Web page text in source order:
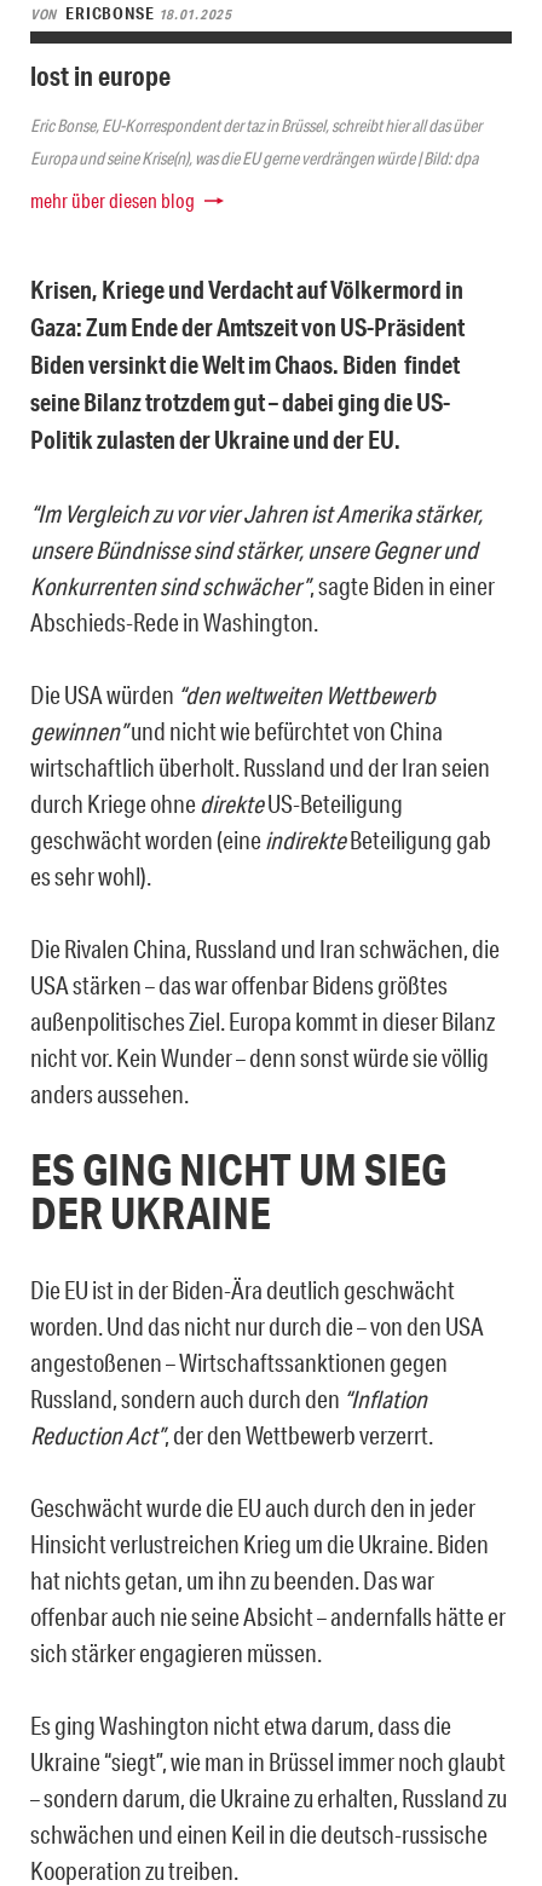
VON ERICBONSE 18.01.2025
lost in europe
Eric Bonse, EU-Korrespondent der taz in Brüssel, schreibt hier all das über
Europa und seine Krise(n), was die EU gerne verdrängen würde | Bild: dpa
mehr über diesen blog
Krisen, Kriege und Verdacht auf Völkermord in
Gaza: Zum Ende der Amtszeit von US-Präsident
Biden versinkt die Welt im Chaos. Biden findet
seine Bilanz trotzdem gut – dabei ging die US-
Politik zulastenderUkraineund der EU.
“Im Vergleich zu vor vier Jahren ist Amerika stärker,
unsere Bündnisse sind stärker, unsere Gegner und
Konkurrenten sind schwächer”, sagte Biden in einer
Abschieds-Rede in Washington.
Die USA würden “den weltweiten Wettbewerb
gewinnen”und nicht wie befürchtet von China
wirtschaftlich überholt. Russland und der Iran seien
durch Kriege ohnedirekteUS-Beteiligung
geschwächt worden (eineindirekteBeteiligung gab
es sehr wohl).
Die Rivalen China, Russland und Iran schwächen, die
USA stärken – das war offenbar Bidens größtes
außenpolitisches Ziel. Europa kommt in dieser Bilanz
nicht vor. Kein Wunder – denn sonst würde sie völlig
anders aussehen.
ES GING NICHT UM SIEG
DER UKRAINE
Die EU ist in der Biden-Ära deutlich geschwächt
worden. Und das nicht nur durch die – von den USA
angestoßenen – Wirtschaftssanktionen gegen
Russland, sondern auch durch den “Inflation
Reduction Act”, der den Wettbewerb verzerrt.
Geschwächt wurde die EU auch durch den in jeder
Hinsicht verlustreichen Krieg um die Ukraine. Biden
hat nichts getan, um ihn zu beenden. Das war
offenbar auch nie seine Absicht – andernfalls hätte er
sich stärker engagieren müssen.
Es ging Washington nicht etwa darum, dass die
Ukraine “siegt”, wie man in Brüssel immer noch glaubt
– sondern darum, die Ukraine zu erhalten, Russland zu
schwächen und einen Keil in die deutsch-russische
Kooperation zu treiben.